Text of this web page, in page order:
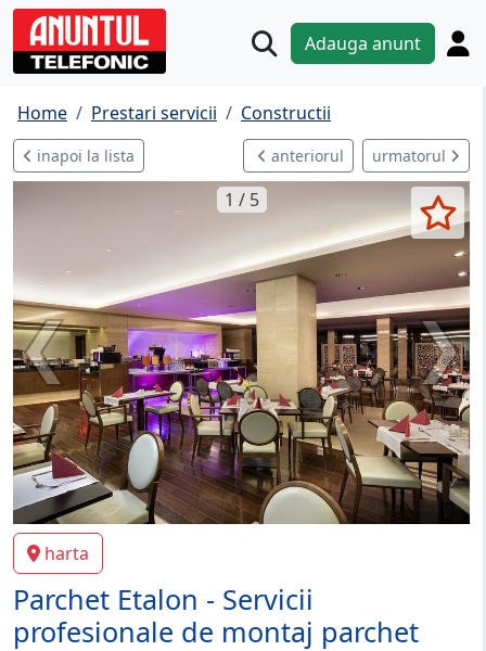
Adauga anunt
Home Prestari servicii Constructii
inapoi la lista anteriorul urmatorul
1 / 5
harta
Parchet Etalon - Servicii
profesionale de montaj parchet